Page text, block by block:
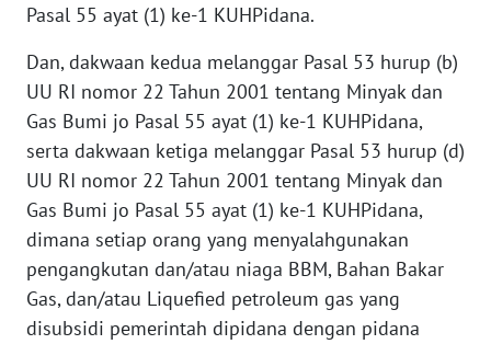
Pasal 55 ayat (1) ke-1 KUHPidana.
Dan, dakwaan kedua melanggar Pasal 53 hurup (b)
UU RI nomor 22 Tahun 2001 tentang Minyak dan
Gas Bumi jo Pasal 55 ayat (1) ke-1 KUHPidana,
serta dakwaan ketiga melanggar Pasal 53 hurup (d)
UU RI nomor 22 Tahun 2001 tentang Minyak dan
Gas Bumi jo Pasal 55 ayat (1) ke-1 KUHPidana,
dimana setiap orang yang menyalahgunakan
pengangkutan dan/atau niaga BBM, Bahan Bakar
Gas, dan/atau Liquefied petroleum gas yang
disubsidi pemerintah dipidana dengan pidana
LAMPUNG
WN
JATENG
WN
NUSANTARA
WN
JOGJA